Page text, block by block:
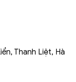
Thanh Liệt, Hà